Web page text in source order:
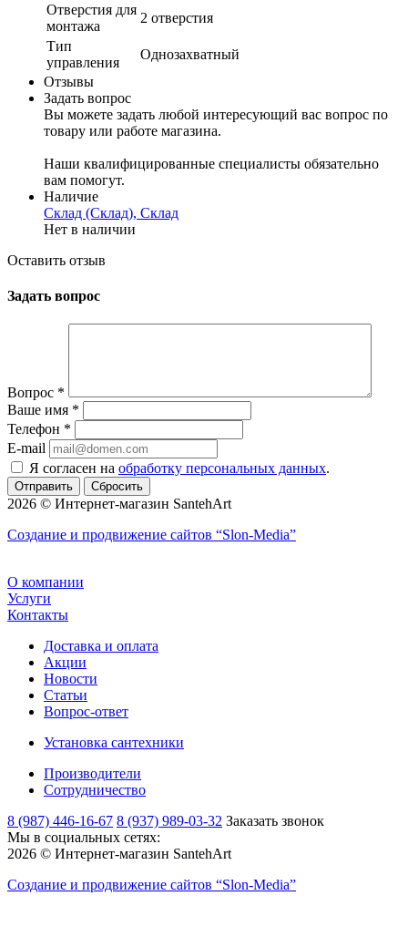
Отверстия для
монтажа
2 отверстия
Тип
управления
Однозахватный
Отзывы
Задать вопрос
Вы можете задать любой интересующий вас вопрос по
товару или работе магазина.
Наши квалифицированные специалисты обязательно
вам помогут.
Наличие
Склад (Склад), Склад
Нет в наличии
Оставить отзыв
Задать вопрос
Вопрос *
Ваше имя *
Телефон *
E-mail
Я согласен на обработку персональных данных.
Сбросить
2026 © Интернет-магазин SantehArt
Создание и продвижение сайтов “Slon-Media”
О компании
Услуги
Контакты
Доставка и оплата
Акции
Новости
Статьи
Вопрос-ответ
Установка сантехники
Производители
Сотрудничество
8 (987) 446-16-67 8 (937) 989-03-32 Заказать звонок
Мы в социальных сетях:
2026 © Интернет-магазин SantehArt
Создание и продвижение сайтов “Slon-Media”